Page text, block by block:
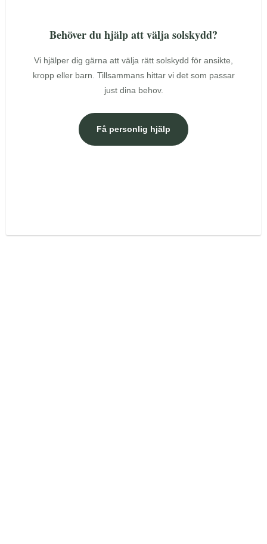
Behöver du hjälp att välja solskydd?
Vi hjälper dig gärna att välja rätt solskydd för ansikte,
kropp eller barn. Tillsammans hittar vi det som passar
just dina behov.
Få personlig hjälp